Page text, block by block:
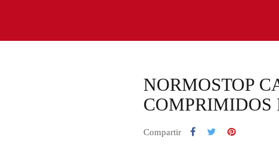
NORMOSTOP
COMPRIMIDOS
Compartir